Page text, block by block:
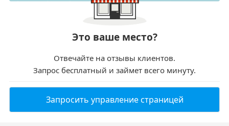
Это ваше место?
Отвечайте на отзывы клиентов.
Запрос бесплатный и займет всего минуту.
Запросить управление страницей